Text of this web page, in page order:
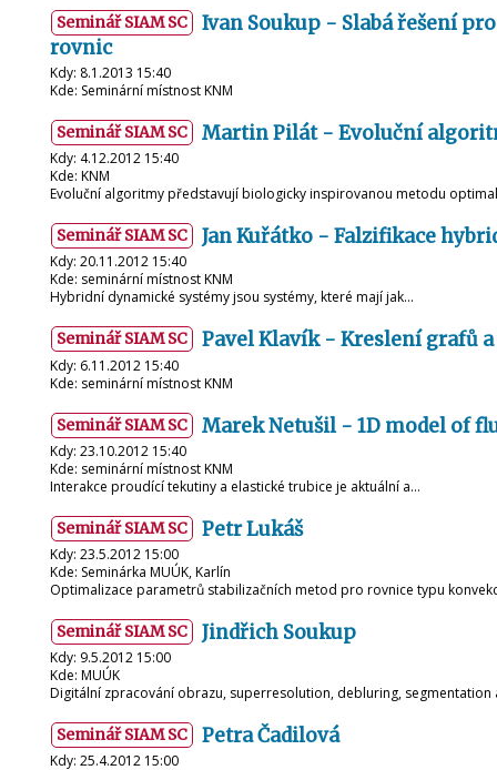
Seminář SIAM SC
Ivan Soukup - Slabá řešení
rovnic
Kdy: 8.1.2013 15:40
Kde: Seminární místnost KNM
Seminář SIAM SC Martin Pilát - Evoluční
Kdy: 4.12.2012 15:40
Kde: KNM
Evoluční algoritmy představují biologicky inspirovanou metodu
Seminář SIAM SC Jan Kuřátko - Falzifikace
Kdy: 20.11.2012 15:40
Kde: seminární místnost KNM
Hybridní dynamické systémy jsou systémy, které mají jak…
Seminář SIAM SC Pavel Klavík - Kreslení grafů
Kdy: 6.11.2012 15:40
Kde: seminární místnost KNM
Seminář SIAM SC Marek Netušil - 1D model of
Kdy: 23.10.2012 15:40
Kde: seminární místnost KNM
Interakce proudící tekutiny a elastické trubice je aktuální a…
Seminář SIAM SC Petr Lukáš
Kdy: 23.5.2012 15:00
Kde: Seminárka MUÚK, Karlín
Optimalizace parametrů stabilizačních metod pro rovnice typu
Seminář SIAM SC Jindřich Soukup
Kdy: 9.5.2012 15:00
Kde: MUÚK
Digitální zpracování obrazu, superresolution, debluring, segmentation
Seminář SIAM SC Petra Čadilová
Kdy: 25.4.2012 15:00